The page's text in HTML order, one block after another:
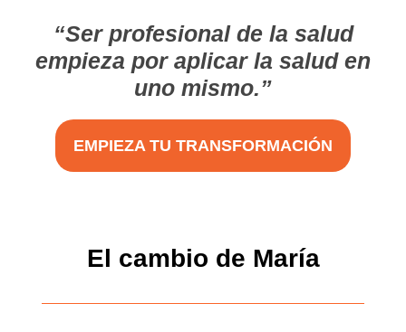
“Ser profesional de la salud
empieza por aplicar la salud en
uno mismo.”
EMPIEZA TU TRANSFORMACIÓN
El cambio de María